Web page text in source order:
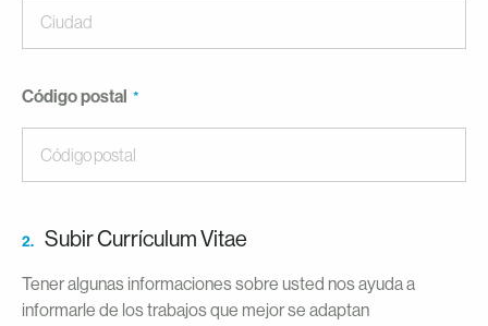
Código postal
2. Subir Currículum Vitae
Tener algunas informaciones sobre usted nos ayuda a
informarle de los trabajos que mejor se adaptan